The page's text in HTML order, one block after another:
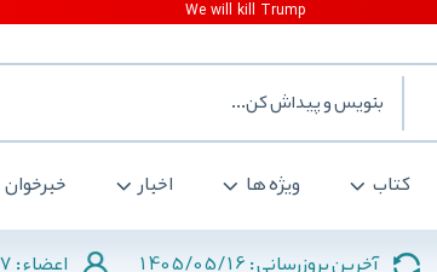
کتاب ویژه ها اخبار خبرخوان
آخرین بروزرسانی : 1405/05/16 اعضاء :